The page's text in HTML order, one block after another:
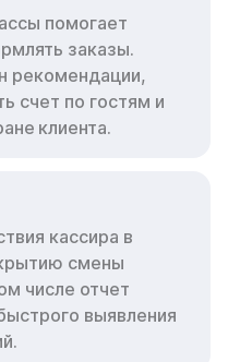
помогает
заказы.
рекомендации,
счет по гостям и
клиента.
кассира в
смены
числе отчет
выявления